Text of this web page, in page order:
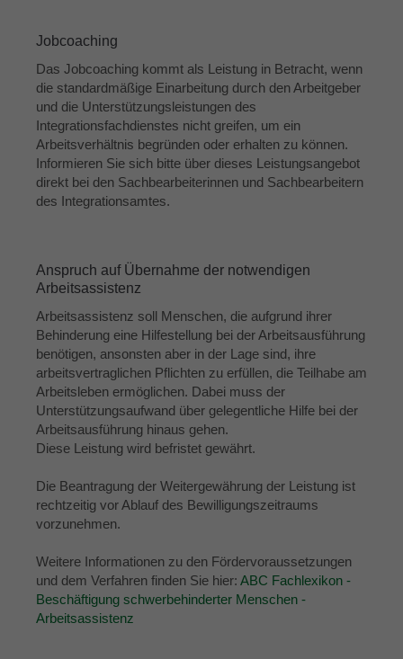
Jobcoaching
Das Jobcoaching kommt als Leistung in Betracht, wenn
die standardmäßige Einarbeitung durch den Arbeitgeber
und die Unterstützungsleistungen des
Integrationsfachdienstes nicht greifen, um ein
Arbeitsverhältnis begründen oder erhalten zu können.
Informieren Sie sich bitte über dieses Leistungsangebot
direkt bei den Sachbearbeiterinnen und Sachbearbeitern
des Integrationsamtes.
Anspruch auf Übernahme der notwendigen
Arbeitsassistenz
Arbeitsassistenz soll Menschen, die aufgrund ihrer
Behinderung eine Hilfestellung bei der Arbeitsausführung
benötigen, ansonsten aber in der Lage sind, ihre
arbeitsvertraglichen Pflichten zu erfüllen, die Teilhabe am
Arbeitsleben ermöglichen. Dabei muss der
Unterstützungsaufwand über gelegentliche Hilfe bei der
Arbeitsausführung hinaus gehen.
Diese Leistung wird befristet gewährt.
Die Beantragung der Weitergewährung der Leistung ist
rechtzeitig vor Ablauf des Bewilligungszeitraums
vorzunehmen.
Weitere Informationen zu den Fördervoraussetzungen
und dem Verfahren finden Sie hier: ABC Fachlexikon -
Beschäftigung schwerbehinderter Menschen -
Arbeitsassistenz